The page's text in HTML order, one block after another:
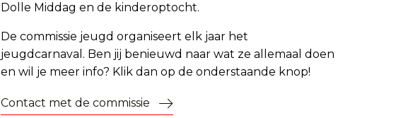
Dolle Middag en de kinderoptocht.
De commissie jeugd organiseert elk jaar het
jeugdcarnaval. Ben jij benieuwd naar wat ze allemaal doen
en wil je meer info? Klik dan op de onderstaande knop!
Contact met de commissie